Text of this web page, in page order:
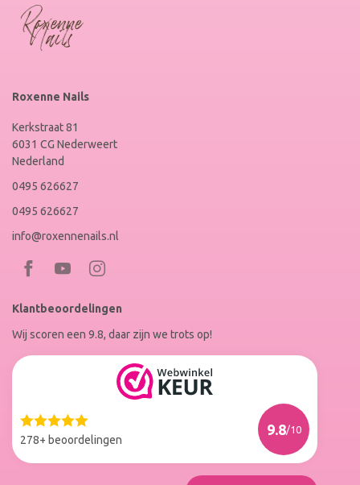
Roxenne Nails
Kerkstraat 81
6031 CG Nederweert
Nederland
0495 626627
0495 626627
info@roxennenails.nl
Bezoek
Facebook
op
Instagram
Klantbeoordelingen
Wij scoren een 9.8, daar zijn we trots op!
278+ beoordelingen
9.8/10
Web
Winkel